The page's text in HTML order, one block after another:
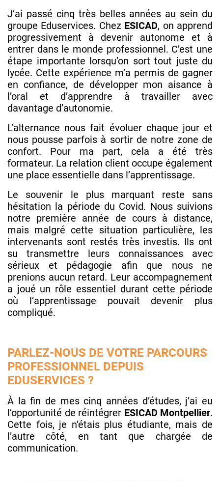
J’ai passé cinq très belles années au sein du
groupe Eduservices. Chez ESICAD, on apprend
progressivement à devenir autonome et à
entrer dans le monde professionnel. C’est une
étape importante lorsqu’on sort tout juste du
lycée. Cette expérience m’a permis de gagner
en confiance, de développer mon aisance à
l’oral et d’apprendre à travailler avec
davantage d’autonomie.
L’alternance nous fait évoluer chaque jour et
nous pousse parfois à sortir de notre zone de
confort. Pour ma part, cela a été très
formateur. La relation client occupe également
une place essentielle dans l’apprentissage.
Le souvenir le plus marquant reste sans
hésitation la période du Covid. Nous suivions
notre première année de cours à distance,
mais malgré cette situation particulière, les
intervenants sont restés très investis. Ils ont
su transmettre leurs connaissances avec
sérieux et pédagogie afin que nous ne
prenions aucun retard. Leur accompagnement
a joué un rôle essentiel durant cette période
où l’apprentissage pouvait devenir plus
compliqué.
PARLEZ-NOUS DE VOTRE PARCOURS
PROFESSIONNEL DEPUIS
EDUSERVICES ?
À la fin de mes cinq années d’études, j’ai eu
l’opportunité de réintégrer ESICAD Montpellier.
Cette fois, je n’étais plus étudiante, mais de
l’autre côté, en tant que chargée de
communication.